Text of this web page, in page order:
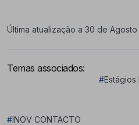
Última atualização a 30 de
Temas associados:
#Estágios
#INOV CONTACTO